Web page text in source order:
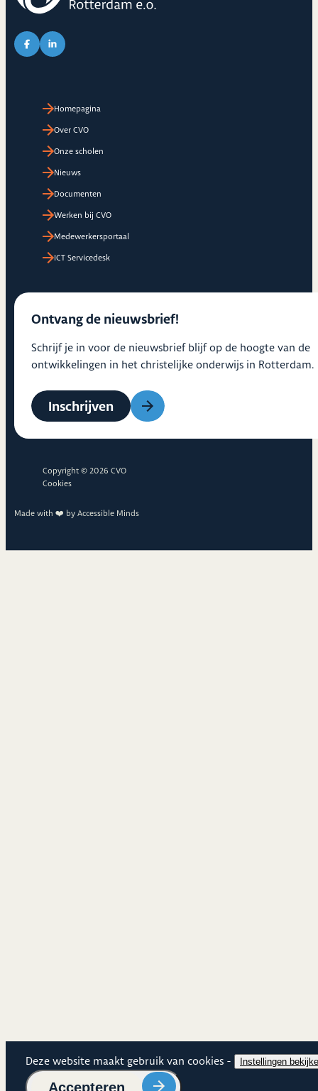
Cookies
Deze website maakt gebruik van cookies - Cookie
Instellingen
Cookies
Accepteren
Link naar Facebook pagina van CVO
Link naar LinkedIn pagina van CVO
Homepagina
Over CVO
Onze scholen
Nieuws
Documenten
Werken bij CVO
Medewerkersportaal
ICT Servicedesk
Ontvang de nieuwsbrief!
Schrijf je in voor de nieuwsbrief blijf op de hoogte van de
ontwikkelingen in het christelijke onderwijs in Rotterdam.
Inschrijven
Copyright © 2026 CVO
Cookies
Made with ❤️ by Accessible Minds